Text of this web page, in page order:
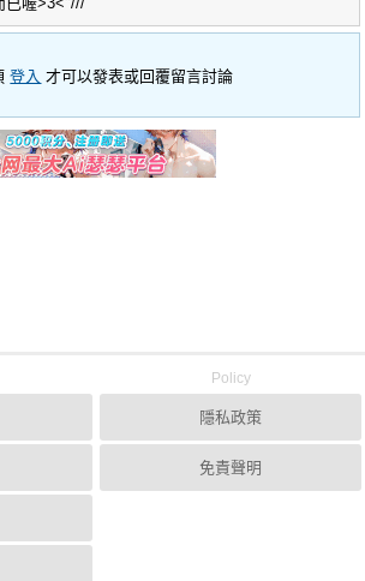
登入 才可以發表或回覆留言討論
Policy
隱私政策
免責聲明